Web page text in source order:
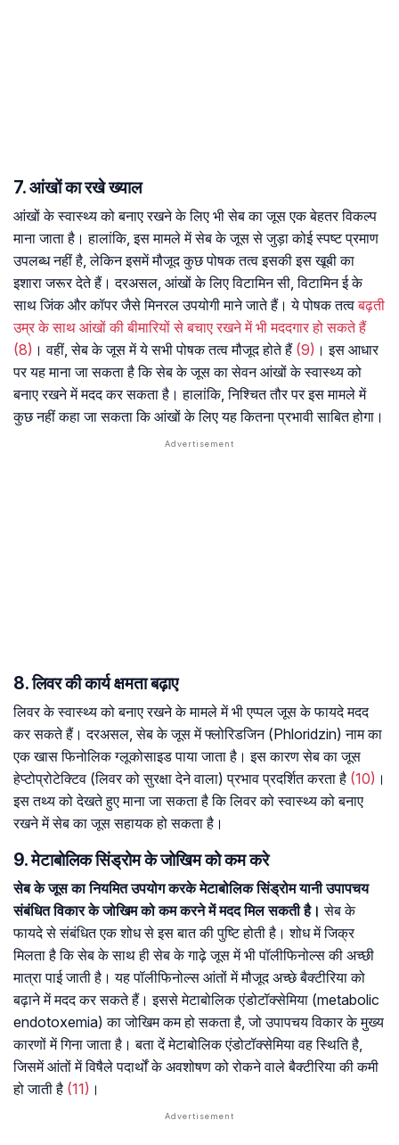
7. आंखों का रखे ख्याल
आंखों के स्वास्थ्य को बनाए रखने के लिए भी सेब का जूस एक बेहतर विकल्प
माना जाता है। हालांकि, इस मामले में सेब के जूस से जुड़ा कोई स्पष्ट प्रमाण
उपलब्ध नहीं है, लेकिन इसमें मौजूद कुछ पोषक तत्व इसकी इस खूबी का
इशारा जरूर देते हैं। दरअसल, आंखों के लिए विटामिन सी, विटामिन ई के
साथ जिंक और कॉपर जैसे मिनरल उपयोगी माने जाते हैं। ये पोषक तत्वबढ़ती
उम्र के साथ आंखों की बीमारियों से बचाए रखने में भी मददगार हो सकते हैं
(8) । वहीं, सेब के जूस में ये सभी पोषक तत्व मौजूद होते हैं (9) । इस आधार
पर यह माना जा सकता है कि सेब के जूस का सेवन आंखों के स्वास्थ्य को
बनाए रखने में मदद कर सकता है। हालांकि, निश्चित तौर पर इस मामले में
कुछ नहीं कहा जा सकता कि आंखों के लिए यह कितना प्रभावी साबित होगा।
8. लिवर की कार्य क्षमता बढ़ाए
लिवर के स्वास्थ्य को बनाए रखने के मामले में भी एप्पल जूस के फायदे मदद
कर सकते हैं। दरअसल, सेब के जूस में फ्लोरिडजिन (Phloridzin) नाम का
एक खास फिनोलिक ग्लूकोसाइड पाया जाता है। इस कारण सेब का जूस
हेप्टोप्रोटेक्टिव (लिवर को सुरक्षा देने वाला) प्रभाव प्रदर्शित करता है (10) ।
इस तथ्य को देखते हुए माना जा सकता है कि लिवर को स्वास्थ्य को बनाए
रखने में सेब का जूस सहायक हो सकता है।
9. मेटाबोलिक सिंड्रोम के जोखिम को कम करे
सेब के जूस का नियमित उपयोग करके मेटाबोलिक सिंड्रोम यानी उपापचय
संबंधित विकार के जोखिम को कम करने में मदद मिल सकती है। सेब के
फायदे से संबंधित एक शोध से इस बात की पुष्टि होती है। शोध में जिक्र
मिलता है कि सेब के साथ ही सेब के गाढ़े जूस में भी पॉलीफिनोल्स की अच्छी
मात्रा पाई जाती है। यह पॉलीफिनोल्स आंतों में मौजूद अच्छे बैक्टीरिया को
बढ़ाने में मदद कर सकते हैं। इससे मेटाबोलिक एंडोटॉक्सेमिया (metabolic
endotoxemia) का जोखिम कम हो सकता है, जो उपापचय विकार के मुख्य
कारणों में गिना जाता है। बता दें मेटाबोलिक एंडोटॉक्सेमिया वह स्थिति है,
जिसमें आंतों में विषैले पदार्थों के अवशोषण को रोकने वाले बैक्टीरिया की कमी
हो जाती है (11) ।